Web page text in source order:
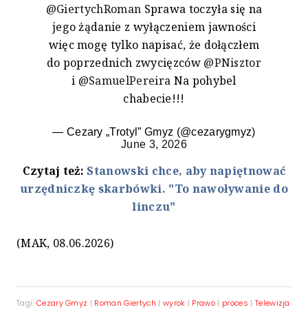
@GiertychRoman Sprawa toczyła się na
jego żądanie z wyłączeniem jawności
więc mogę tylko napisać, że dołączłem
do poprzednich zwycięzców @PNisztor
i @SamuelPereira Na pohybel
chabecie!!!
— Cezary „Trotyl” Gmyz (@cezarygmyz)
June 3, 2026
Czytaj też:Stanowski chce, aby napiętnować
urzędniczkę skarbówki. "To nawoływanie do
linczu"
(MAK, 08.06.2026)
Tagi: Cezary Gmyz | Roman Giertych | wyrok | Prawo | proces | Telewizja